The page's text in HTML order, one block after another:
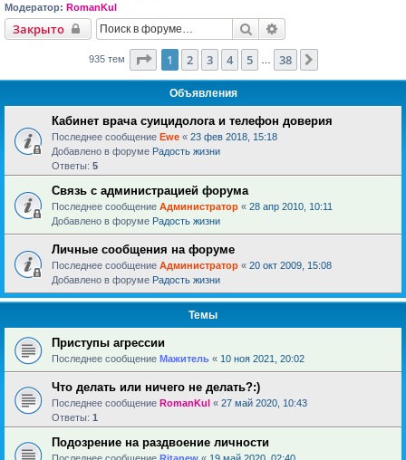
Модератор: RomanKul
Закрыто Поиск
935 тем Страница из 38
1 2 3 4 5 38
Объявления
Кабинет врача суицидолога и телефон доверия
Последнее сообщение Ewe « 23 фев 2018, 15:18
Добавлено в форуме Радость жизни
Ответы: 5
Связь с администрацией форума
Последнее сообщение Администратор « 28 апр 2010, 10:11
Добавлено в форуме Радость жизни
Личные сообщения на форуме
Последнее сообщение Администратор « 20 окт 2009, 15:08
Добавлено в форуме Радость жизни
Темы
Приступы агрессии
Последнее сообщение Мажитель « 10 ноя 2021, 20:02
Что делать или ничего не делать?:)
Последнее сообщение RomanKul « 27 май 2020, 10:43
Ответы: 1
Подозрение на раздвоение личности